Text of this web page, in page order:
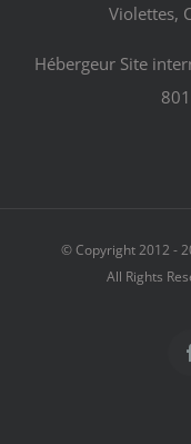
Violettes,
Hébergeur Site
© Copyright 2012 -
All Rights